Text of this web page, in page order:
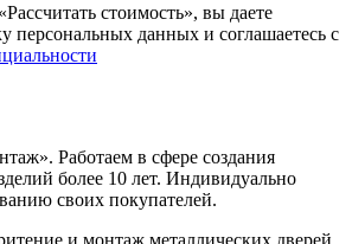
«Рассчитать стоимость», вы даете
персональных данных и соглашаетесь с
. Работаем в сфере создания
более 10 лет. Индивидуально
своих покупателей.
и монтаж металлических дверей